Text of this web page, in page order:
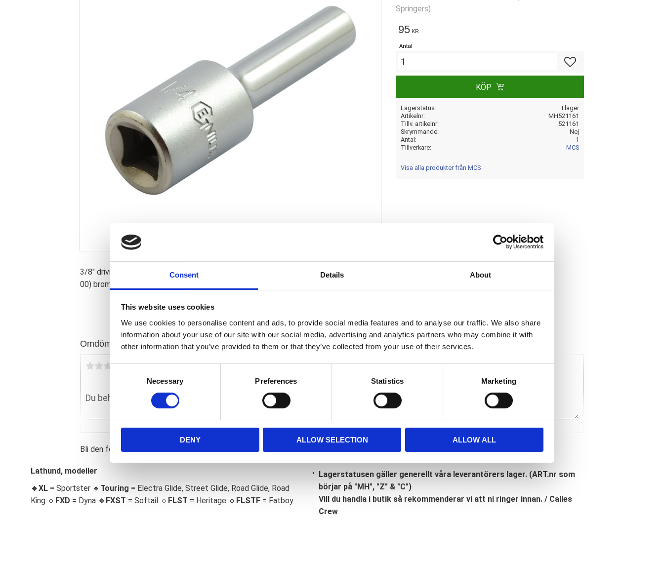
Consent Details About
This website uses cookies
We use cookies to personalise content and ads, to provide social media features and to analyse our traffic. We also share
information about your use of our site with our social media, advertising and analytics partners who may combine it with
other information that you’ve provided to them or that they’ve collected from your use of their services.
C
S
e
e
c
Necessary Preferences Statistics Marketing
DENY ALLOW SELECTION ALLOW ALL
Springers)
95 KR
Antal
KÖP
Lagerstatus
I lager
Artikelnr
MH521161
Tillv. artikelnr
521161
Skrymmande
Nej
Antal
1
Tillverkare
MCS
Visa alla produkter från MCS
3/8" drivning. 12-punkts uttag verktyg; används för att installera 910443 (OEM 44314-
00) bromsdynor fäststift för olika H-D modeller.
Dela med dig
c
b
o
Omdömen
Du
Bli den första att lämna ett omdöme.
Lathund, modeller
🔹XL = Sportster 🔹 Touring = Electra Glide, Street Glide, Road Glide, Road
King 🔹 FXD = Dyna 🔹 FXST = Softail 🔹 FLST = Heritage 🔹 FLSTF = Fatboy
Lagerstatusen gäller generellt våra leverantörers lager. (ART.nr som
börjar på "MH", "Z" & "C")
Vill du handla i butik så rekommenderar vi att ni ringer innan. / Calles
Crew